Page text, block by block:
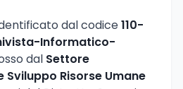
dal codice110-
Informatico-
dal Settore
Risorse Umane